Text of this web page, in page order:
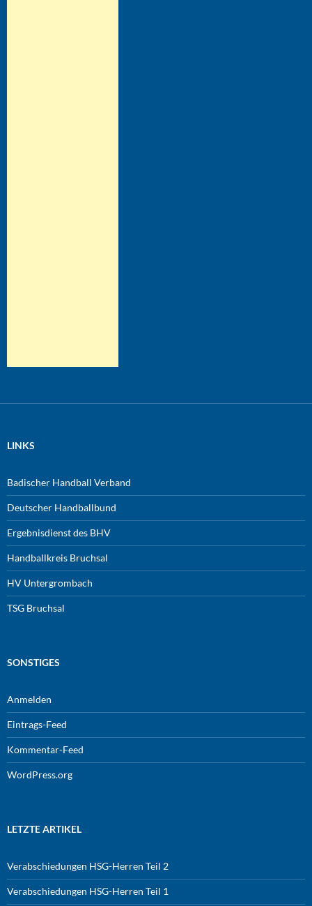
LINKS
Badischer Handball Verband
Deutscher Handballbund
Ergebnisdienst des BHV
Handballkreis Bruchsal
HV Untergrombach
TSG Bruchsal
SONSTIGES
Anmelden
Eintrags-Feed
Kommentar-Feed
WordPress.org
LETZTE ARTIKEL
Verabschiedungen HSG-Herren Teil 2
Verabschiedungen HSG-Herren Teil 1